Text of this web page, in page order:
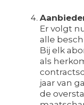
Er volgt
alle
Bij elk
als
jaar van
de